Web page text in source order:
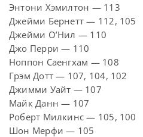
Энтони Хэмилтон — 113
Джейми Бернетт — 112, 105
Джейми О’Нил — 110
Джо Перри — 110
Ноппон Саенгхам — 108
Грэм Дотт — 107, 104, 102
Джимми Уайт — 107
Майк Данн — 107
Роберт Милкинс — 105, 100
Шон Мерфи — 105